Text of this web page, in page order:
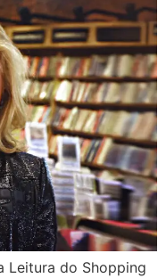
Leitura do Shopping